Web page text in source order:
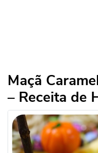
Maçã
– Receita de